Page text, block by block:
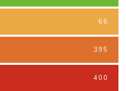
66
395
400